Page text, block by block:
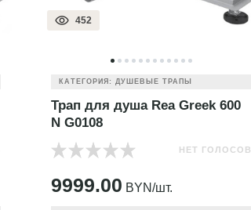
452
КАТЕГОРИЯ: ДУШЕВЫЕ ТРАПЫ
Трап для душа Rea Greek 600
N G0108
НЕТ ГОЛОСОВ
9999.00 BYN/шт.